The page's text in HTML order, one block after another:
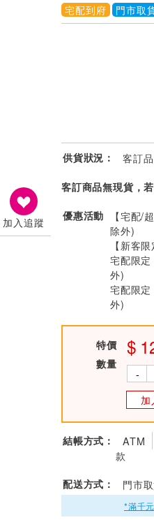
加入追蹤
宅配到府 門市取
供貨狀況： 客訂品
客訂商品無現貨，
優惠活動
【宅配/
除外)
【新客
宅配限
外)
宅配限
外)
特價
數量
-
加
結帳方式： ATM
款
配送方式： 門市
*滿千